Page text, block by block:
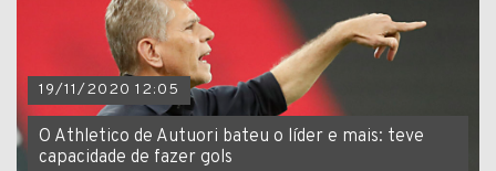
19/11/2020 12:05
O Athletico de Autuori bateu o líder e mais: teve
capacidade de fazer gols